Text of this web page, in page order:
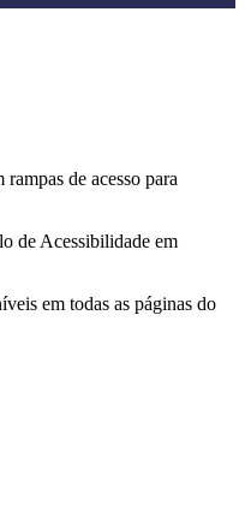
de acesso para
de Acessibilidade em
em todas as páginas do